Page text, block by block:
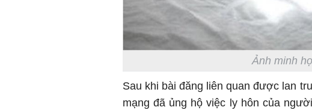
Ảnh minh
Sau khi bài đăng liên quan được lan
mạng đã ủng hộ việc ly hôn của